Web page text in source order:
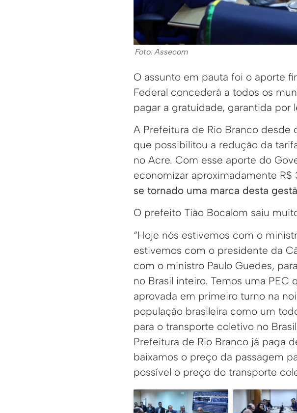
Foto: Assecom
O assunto em pauta foi o aporte
Federal concederá a todos os
pagar a gratuidade, garantida por
A Prefeitura de Rio Branco desde
que possibilitou a redução da
no Acre. Com esse aporte do
economizar aproximadamente R$
se tornado uma marca desta
O prefeito Tião Bocalom saiu
“Hoje nós estivemos com o
estivemos com o presidente da
com o ministro Paulo Guedes,
no Brasil inteiro. Temos uma PEC
aprovada em primeiro turno na
população brasileira como um
para o transporte coletivo no
Prefeitura de Rio Branco já paga
baixamos o preço da passagem
possível o preço do transporte